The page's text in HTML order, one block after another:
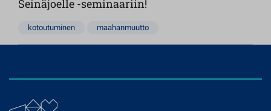
Seinäjoelle -seminaariin!
kotoutuminen maahanmuutto